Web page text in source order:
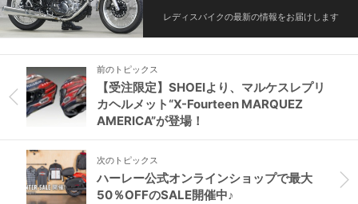
レディスバイクの最新の情報をお届けします
前のトピックス
【受注限定】SHOEIより、マルケスレプリ
カヘルメット“X-Fourteen MARQUEZ
AMERICA”が登場！
次のトピックス
ハーレー公式オンラインショップで最大
50％OFFのSALE開催中♪